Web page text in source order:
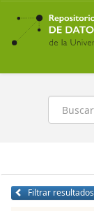
Ir
contenido
principal
Buscar
Filtrar resultados